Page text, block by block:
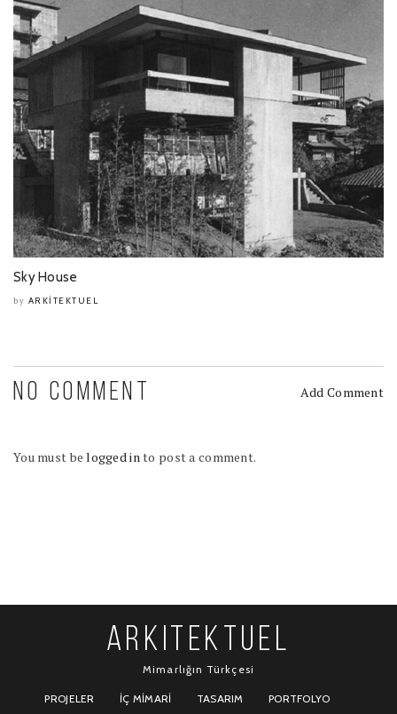
Sky House
by ARKITEKTUEL
NO COMMENT Add Comment
You must belogged into post a comment.
ARKITEKTUEL
Mimarlığın Türkçesi
PROJELER İÇ MIMARI TASARIM PORTFOLYO